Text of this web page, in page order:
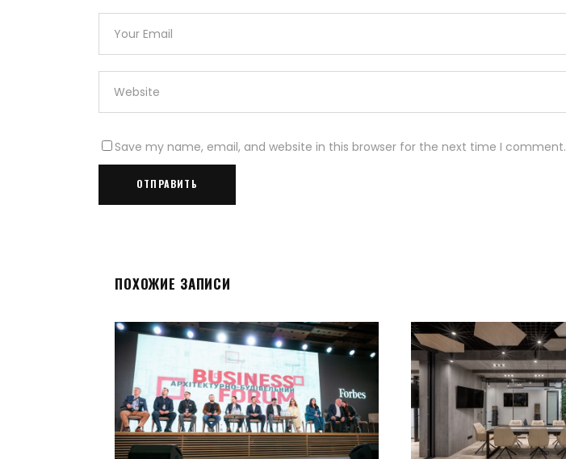
Save my name, email, and website in this browser for the next time I comment.
ПОХОЖИЕ ЗАПИСИ